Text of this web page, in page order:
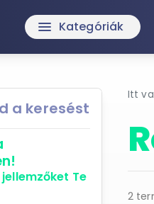
menu Kategóriák
a keresést
Te
Itt
2